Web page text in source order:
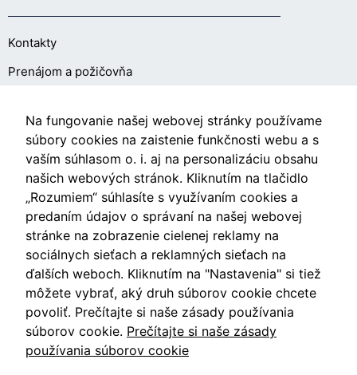
Kontakty
Prenájom a požičovňa
O NÁKUPE
Obchodné podmienky
Ochrana osobných údajov
Nastavenia cookies
Videá
Blog
Na fungovanie našej webovej stránky používame
súbory cookies na zaistenie funkčnosti webu a s
vaším súhlasom o. i. aj na personalizáciu obsahu
našich webových stránok. Kliknutím na tlačidlo
„Rozumiem“ súhlasíte s využívaním cookies a
predaním údajov o správaní na našej webovej
stránke na zobrazenie cielenej reklamy na
sociálnych sieťach a reklamných sieťach na
ďalších weboch. Kliknutím na "Nastavenia" si tiež
môžete vybrať, aký druh súborov cookie chcete
povoliť. Prečítajte si naše zásady používania
súborov cookie. Prečítajte si naše zásady
používania súborov cookie